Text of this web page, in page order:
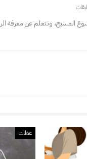
المسيح، ونتعلم عن معرفة
عظات